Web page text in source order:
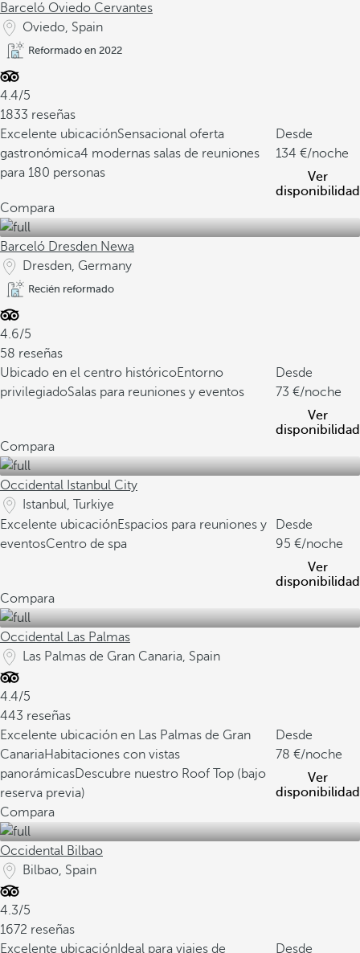
Barceló Oviedo Cervantes
Oviedo, Spain
Reformado en 2022
4.4/5
1833 reseñas
Excelente ubicaciónSensacional oferta
gastronómica4 modernas salas de reuniones
para 180 personas
Desde
134
/noche
Ver
disponibilidad
Compara
Barceló Dresden Newa
Dresden, Germany
Recién reformado
4.6/5
58 reseñas
Ubicado en el centro históricoEntorno
privilegiadoSalas para reuniones y eventos
Desde
73
/noche
Ver
disponibilidad
Compara
Occidental Istanbul City
Istanbul, Turkiye
Excelente ubicaciónEspacios para reuniones y
eventosCentro de spa
Desde
95
/noche
Ver
disponibilidad
Compara
Occidental Las Palmas
Las Palmas de Gran Canaria, Spain
4.4/5
443 reseñas
Excelente ubicación en Las Palmas de Gran
CanariaHabitaciones con vistas
panorámicasDescubre nuestro Roof Top (bajo
reserva previa)
Desde
78
/noche
Ver
disponibilidad
Compara
Occidental Bilbao
Bilbao, Spain
4.3/5
1672 reseñas
Excelente ubicación Ideal para viajes de Desde